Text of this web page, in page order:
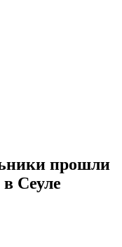
прошли
Сеуле